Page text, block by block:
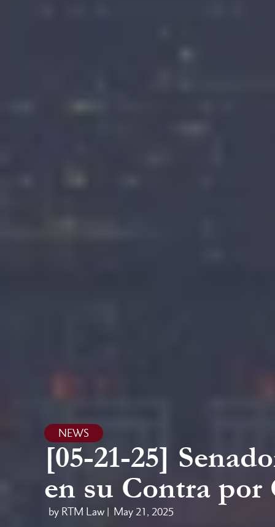
NEWS
[05-21-25]
en su Contra
by RTM Law | May 21, 2025